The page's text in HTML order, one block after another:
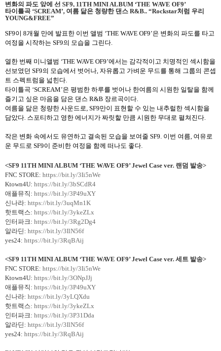
변화의 파도 앞에 선 SF9, 11TH MINI ALBUM ‘THE WAVE OF9’
타이틀곡 ‘SCREAM’, 여름 닮은 청량한 댄스 R&B.. “Rockstar처럼 우리
YOUNG&FREE”
SF9이 8개월 만에 발표한 이번 앨범 ‘THE WAVE OF9’은 변화의 파도를 타고
여정을 시작하는 SF9의 모습을 그린다.
열한 번째 미니앨범 ‘THE WAVE OF9’에서는 감각적이고 치명적인 섹시함을
선보였던 SF9의 모습에서 벗어나, 자유롭고 가벼운 무드를 통해 그룹의 콘셉
트 스펙트럼을 넓힌다.
타이틀곡 ‘SCREAM’은 평범한 하루를 벗어나 한여름의 시원한 일탈을 함께
즐기고 싶은 마음을 담은 댄스 R&B 장르곡이다.
여름을 닮은 청량한 사운드로, SF9만이 표현할 수 있는 내추럴한 섹시함을
담았다. 스포티하고 영한 에너지가 짜릿할 만큼 시원한 무대로 펼쳐진다.
작은 변화 속에서도 유연하고 결속된 모습을 보여줄 SF9. 이번 여름, 여유로
운 무드로 SF9이 준비한 여정을 함께 떠나도 좋다.
<SF9 11TH MINI ALBUM ‘THE WAVE OF9’Jewel Case ver. 랜덤 발송>
FNC STORE: https://bit.ly/3Ii5nWe
Ktown4U: https://bit.ly/3bSCdR4
애플뮤직 : https://bit.ly/3P49uXY
신나라: https://bit.ly/3uqMn1K
핫트랙스: https://bit.ly/3ykeZLx
인터파크: https://bit.ly/3Rg2Dg4
알라딘 : https://bit.ly/3IlN56f
yes24: https://bit.ly/3RqBAij
<SF9 11TH MINI ALBUM ‘THE WAVE OF9’Jewel Case ver. 세트 발송>
FNC STORE: https://bit.ly/3Ii5nWe
Ktown4U: https://bit.ly/3ONpJJj
애플뮤직 : https://bit.ly/3P49uXY
신나라: https://bit.ly/3yLQXdu
핫트랙스: https://bit.ly/3ykeZLx
인터파크: https://bit.ly/3P31Dda
알라딘 : https://bit.ly/3IlN56f
yes24: https://bit.ly/3RqBAij